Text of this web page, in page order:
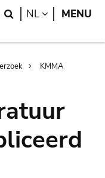
Search
NL LANGUAGE
MENU
KMMA